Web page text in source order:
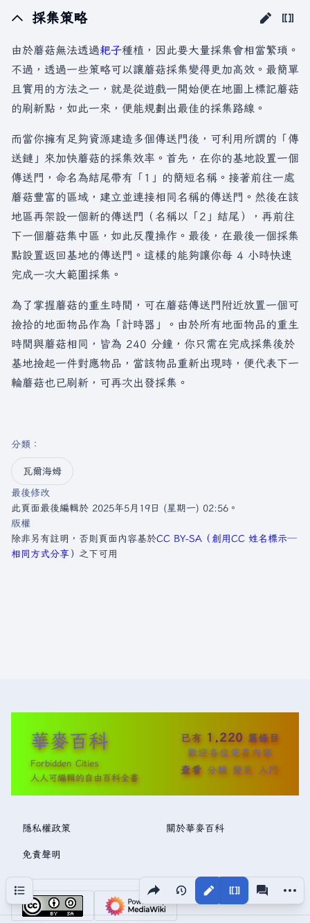
分享此頁面
視圖 更多
採集策略
由於蘑菇無法透過耙子種植，因此要大量採集會相當繁瑣。
不過，透過一些策略可以讓蘑菇採集變得更加高效。最簡單
且實用的方法之一，就是從遊戲一開始便在地圖上標記蘑菇
的刷新點，如此一來，便能規劃出最佳的採集路線。
而當你擁有足夠資源建造多個傳送門後，可利用所謂的「傳
送鏈」來加快蘑菇的採集效率。首先，在你的基地設置一個
傳送門，命名為結尾帶有「1」的簡短名稱。接著前往一處
蘑菇豐富的區域，建立並連接相同名稱的傳送門。然後在該
地區再架設一個新的傳送門（名稱以「2」結尾），再前往
下一個蘑菇集中區，如此反覆操作。最後，在最後一個採集
點設置返回基地的傳送門。這樣的能夠讓你每 4 小時快速
完成一次大範圍採集。
為了掌握蘑菇的重生時間，可在蘑菇傳送門附近放置一個可
撿拾的地面物品作為「計時器」。由於所有地面物品的重生
時間與蘑菇相同，皆為 240 分鐘，你只需在完成採集後於
基地撿起一件對應物品，當該物品重新出現時，便代表下一
輪蘑菇也已刷新，可再次出發採集。
目次
分類 ：​
瓦爾海姆
最後修改
此頁面最後編輯於 2025年5月19日 (星期一) 02:56。
版權
除非另有註明，否則頁面內容基於CC BY-SA（創用CC 姓名標示─
相同方式分享） 之下可用
華麥百科
Forbidden Cities
人人可編輯的自由百科全書
已有 1,220 篇條目
歡迎各位完善內容
查看 分類 變更 入門
隱私權政策 關於華麥百科
免責聲明